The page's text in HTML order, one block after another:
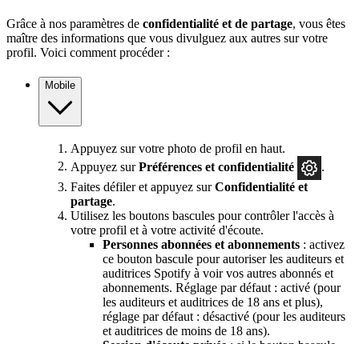
Grâce à nos paramètres de confidentialité et de partage, vous êtes
maître des informations que vous divulguez aux autres sur votre
profil. Voici comment procéder :
Mobile
Appuyez sur votre photo de profil en haut.
Appuyez surPréférences et confidentialité
.
Faites défiler et appuyez surConfidentialité et
partage.
Utilisez les boutons bascules pour contrôler l'accès à
votre profil et à votre activité d'écoute.
Personnes abonnées et abonnements : activez
ce bouton bascule pour autoriser les auditeurs et
auditrices Spotify à voir vos autres abonnés et
abonnements. Réglage par défaut : activé (pour
les auditeurs et auditrices de 18 ans et plus),
réglage par défaut : désactivé (pour les auditeurs
et auditrices de moins de 18 ans).